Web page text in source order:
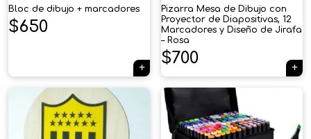
Bloc de dibujo + marcadores
$650
Pizarra Mesa de Dibujo con
Proyector de Diapositivas, 12
Marcadores y Diseño de Jirafa
– Rosa
$700